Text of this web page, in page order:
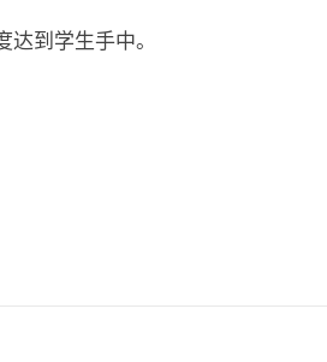
到学生手中。